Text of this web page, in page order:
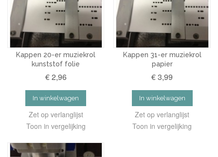
Kappen 20-er muziekrol
kunststof folie
€ 2,96
In winkelwagen
Zet op verlanglijst
Toon in vergelijking
Kappen 31-er muziekrol
papier
€ 3,99
In winkelwagen
Zet op verlanglijst
Toon in vergelijking